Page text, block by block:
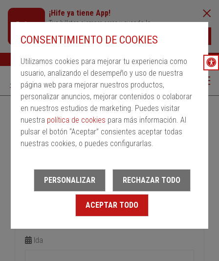
CONSENTIMIENTO DE COOKIES
Utilizamos cookies para mejorar tu experiencia como
usuario, analizando el desempeño y uso de nuestra
página web para mejorar nuestros productos,
personalizar anuncios, mejorar contenidos o colaborar
en nuestros estudios de marketing. Puedes visitar
nuestra política de cookies para más información. Al
pulsar el botón “Aceptar” consientes aceptar todas
nuestras cookies, o puedes configurarlas.
PERSONALIZAR RECHAZAR TODO
ACEPTAR TODO
¡Hife ya tiene App!
Tus billetes siempre cerca y cuando lo
Buscar Ayuda ESP
Desde
Estación de llegada
Ida